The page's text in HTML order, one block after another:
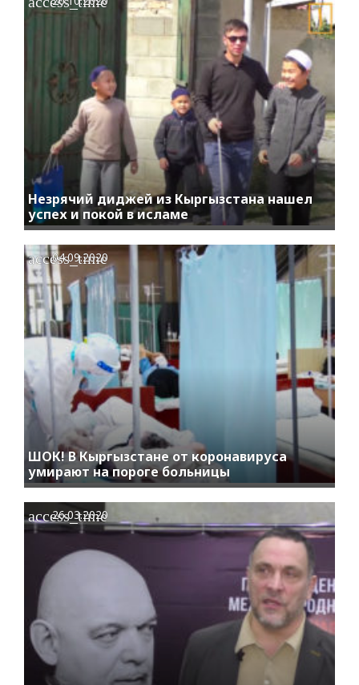
Незрячий диджей из Кыргызстана нашел
успех и покой в исламе
ШОК! В Кыргызстане от коронавируса
умирают на пороге больницы
access_time
04.09.2020
access_time
26.03.2020